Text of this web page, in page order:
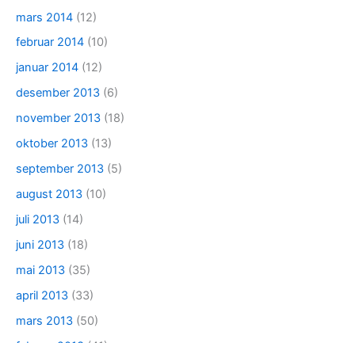
mars 2014 (12)
februar 2014 (10)
januar 2014 (12)
desember 2013 (6)
november 2013 (18)
oktober 2013 (13)
september 2013 (5)
august 2013 (10)
juli 2013 (14)
juni 2013 (18)
mai 2013 (35)
april 2013 (33)
mars 2013 (50)